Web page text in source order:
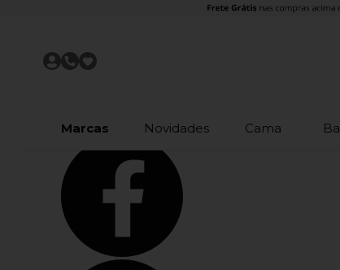
Acesse sua conta e pedidos
Como Comprar
Fale Conosco
Marcas Novidades Cama